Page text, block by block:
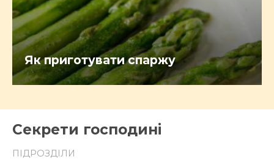
Як приготувати спаржу
Секрети господині
ПІДРОЗДІЛИ